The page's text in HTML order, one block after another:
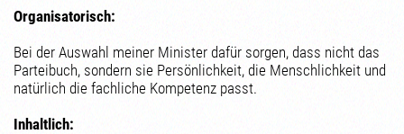
Organisatorisch:
Bei der Auswahl meiner Minister dafür sorgen, dass nicht das
Parteibuch, sondern sie Persönlichkeit, die Menschlichkeit und
natürlich die fachliche Kompetenz passt.
Inhaltlich: